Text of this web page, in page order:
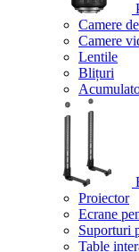
Camere
Camere
Lentile
Blițuri
Proiector
Ecrane
Suporturi
Table